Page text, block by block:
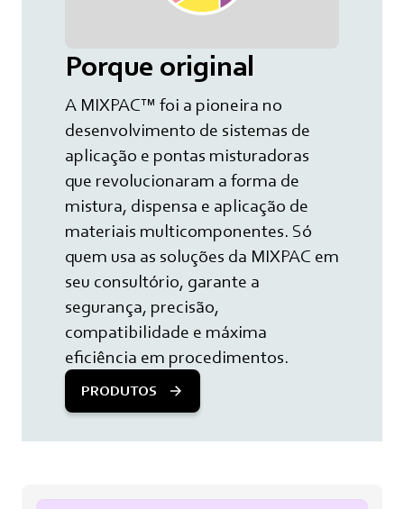
Porque original
A MIXPAC™ foi a pioneira no
desenvolvimento de sistemas de
aplicação e pontas misturadoras
que revolucionaram a forma de
mistura, dispensa e aplicação de
materiais multicomponentes. Só
quem usa as soluções da MIXPAC em
seu consultório, garante a
segurança, precisão,
compatibilidade e máxima
eficiência em procedimentos.
PRODUTOS